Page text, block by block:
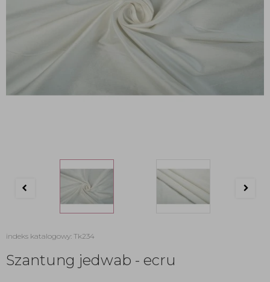
indeks katalogowy: Tk234
Szantung jedwab - ecru